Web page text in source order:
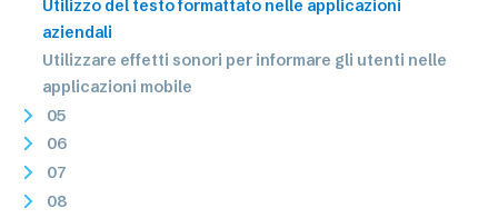
Utilizzo del testo formattato nelle applicazioni
aziendali
Utilizzare effetti sonori per informare gli utenti nelle
applicazioni mobile
05
06
07
08